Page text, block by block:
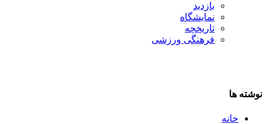
بازدید
نمایشگاه
تاريخچه
فرهنگی ورزشی
نوشته ها
خانه